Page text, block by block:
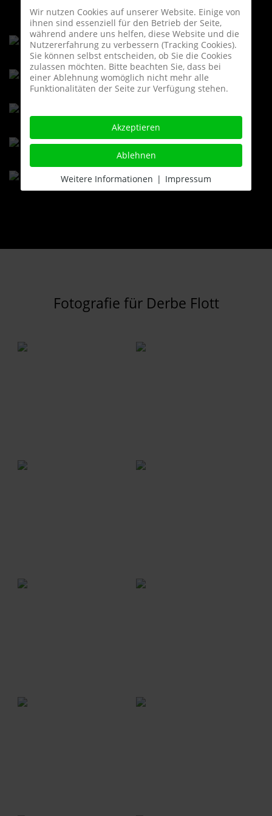
Fotografie für Derbe Flott
Wir nutzen Cookies auf unserer Website. Einige von
ihnen sind essenziell für den Betrieb der Seite,
während andere uns helfen, diese Website und die
Nutzererfahrung zu verbessern (Tracking Cookies).
Sie können selbst entscheiden, ob Sie die Cookies
zulassen möchten. Bitte beachten Sie, dass bei
einer Ablehnung womöglich nicht mehr alle
Funktionalitäten der Seite zur Verfügung stehen.
Akzeptieren
Ablehnen
Weitere Informationen | Impressum